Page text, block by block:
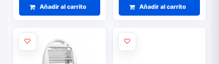
Añadir al carrito Añadir al carrito